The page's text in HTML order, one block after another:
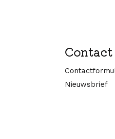
Contact
Nieuwsbrief